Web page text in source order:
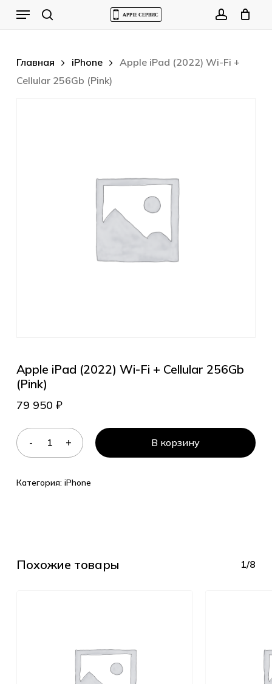
Menu
Главная iPhone
Apple iPad (2022) Wi-Fi +
Cellular 256Gb (Pink)
Apple iPad (2022) Wi-Fi + Cellular 256Gb
(Pink)
79 950 ₽
В корзину
Категория: iPhone
Похожие товары 1/8